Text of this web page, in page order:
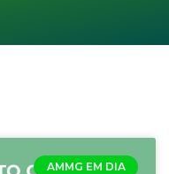
AMMG EM DIA